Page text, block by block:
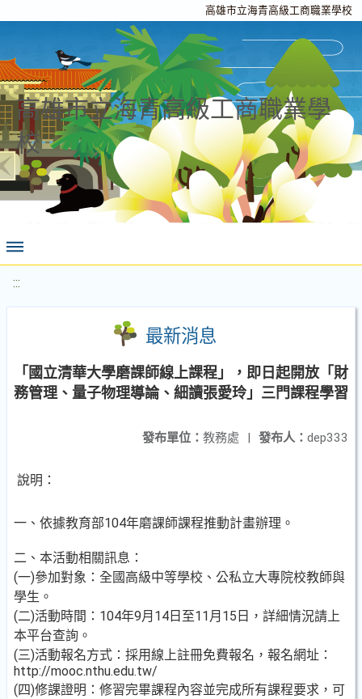
高雄市立海青高級工商職業學校
高雄市立海青高級工商職業學
校
:::
最新消息
「國立清華大學磨課師線上課程」，即日起開放「財
務管理、量子物理導論、細讀張愛玲」三門課程學習
發布人： dep333
發布單位： 教務處 |
說明：
一、依據教育部104年磨課師課程推動計畫辦理。
二、本活動相關訊息：
(一)參加對象：全國高級中等學校、公私立大專院校教師與
學生。
(二)活動時間：104年9月14日至11月15日，詳細情況請上
本平台查詢。
(三)活動報名方式：採用線上註冊免費報名，報名網址：
http://mooc.nthu.edu.tw/
(四)修課證明：修習完畢課程內容並完成所有課程要求，可